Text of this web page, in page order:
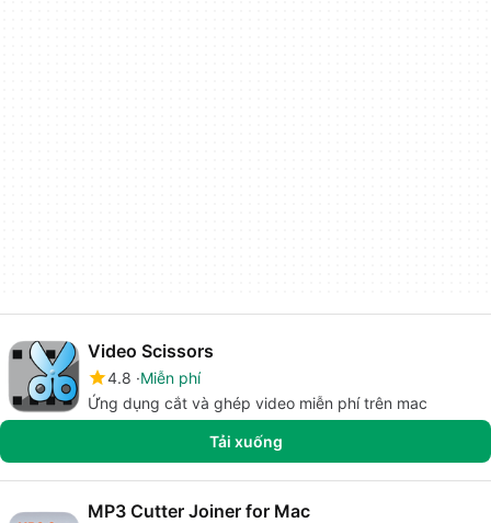
Video Scissors
4.8 Miễn phí
Ứng dụng cắt và ghép video miễn phí trên mac
Tải xuống
MP3 Cutter Joiner for Mac